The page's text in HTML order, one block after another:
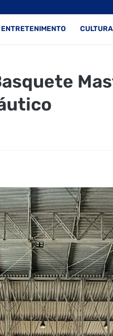
ENTRETENIMENTO CULTURA